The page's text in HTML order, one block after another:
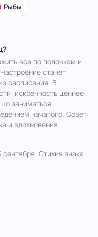
Рыбы
все по полочкам и
станет
расписания. В
искренность ценнее
заниматься
начатого. Совет:
и вдохновения.
Стихия знака